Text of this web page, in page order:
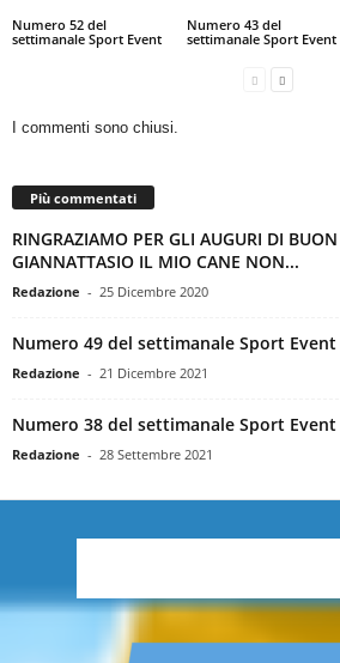
Numero 52 del
settimanale Sport Event
Numero 43 del
settimanale Sport Event
I commenti sono chiusi.
Più commentati
RINGRAZIAMO PER GLI AUGURI DI
GIANNATTASIO IL MIO CANE NON...
Redazione - 25 Dicembre 2020
Numero 49 del settimanale Sport Event
Redazione - 21 Dicembre 2021
Numero 38 del settimanale Sport Event
Redazione - 28 Settembre 2021